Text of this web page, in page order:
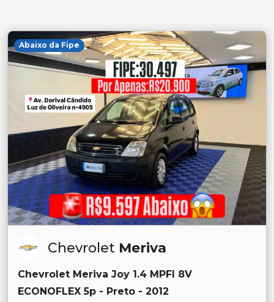
Abaixo da Fipe
Chevrolet Meriva
Chevrolet Meriva Joy 1.4 MPFI 8V
ECONOFLEX 5p - Preto - 2012